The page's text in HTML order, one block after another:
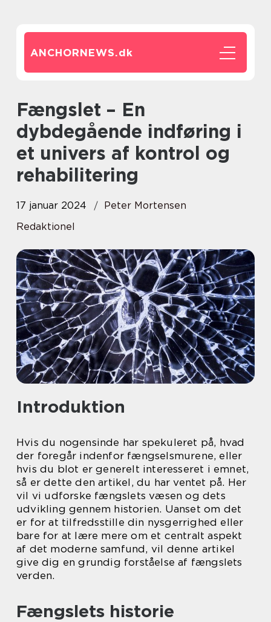
ANCHORNEWS.dk
Fængslet – En
dybdegående indføring i
et univers af kontrol og
rehabilitering
17 januar 2024
Peter Mortensen
Redaktionel
Introduktion
Hvis du nogensinde har spekuleret på, hvad
der foregår indenfor fængselsmurene, eller
hvis du blot er generelt interesseret i emnet,
så er dette den artikel, du har ventet på. Her
vil vi udforske fængslets væsen og dets
udvikling gennem historien. Uanset om det
er for at tilfredsstille din nysgerrighed eller
bare for at lære mere om et centralt aspekt
af det moderne samfund, vil denne artikel
give dig en grundig forståelse af fængslets
verden.
Fængslets historie